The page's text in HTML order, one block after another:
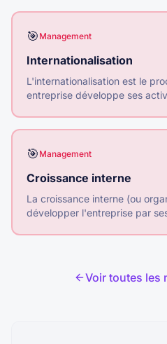
🎯 Management
Internationalisation
L'internationalisation est le
entreprise développe ses
🎯 Management
Croissance interne
La croissance interne (ou
développer l'entreprise par
Voir toutes les